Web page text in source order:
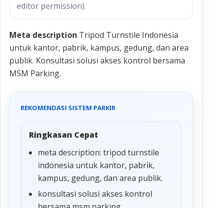
editor permission).
Meta description Tripod Turnstile Indonesia
untuk kantor, pabrik, kampus, gedung, dan area
publik. Konsultasi solusi akses kontrol bersama
MSM Parking.
REKOMENDASI SISTEM PARKIR
Ringkasan Cepat
meta description: tripod turnstile
indonesia untuk kantor, pabrik,
kampus, gedung, dan area publik.
konsultasi solusi akses kontrol